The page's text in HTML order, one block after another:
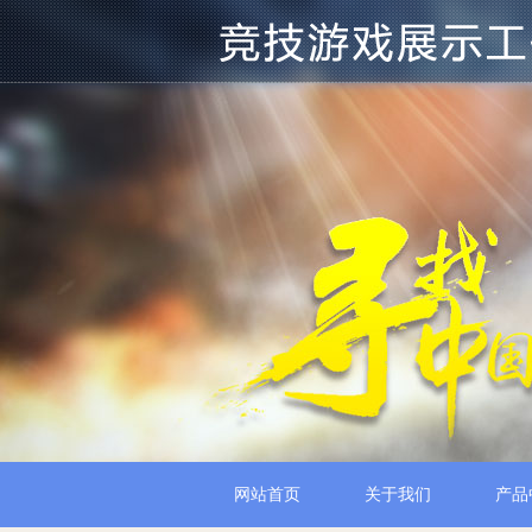
网站首页 关于我们 产